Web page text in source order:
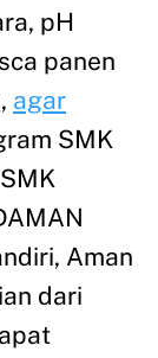
pH
panen
agar
SMK
Aman
dari